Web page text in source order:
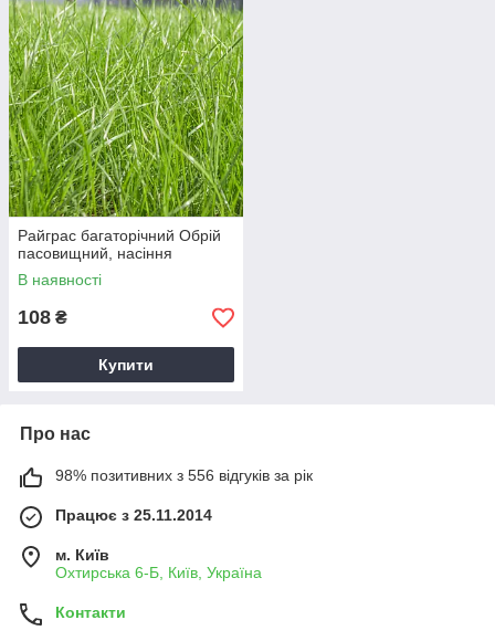
Райграс багаторічний Обрій
пасовищний, насіння
В наявності
108 ₴
Купити
Про нас
98% позитивних з 556 відгуків за рік
Працює з 25.11.2014
м. Київ
Охтирська 6-Б, Київ, Україна
Контакти